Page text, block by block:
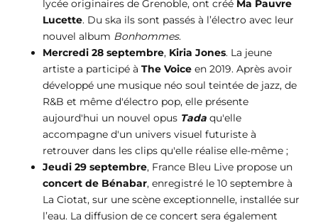
lycée originaires de Grenoble, ont créé Ma Pauvre
Lucette. Du ska ils sont passés à l’électro avec leur
nouvel album Bonhommes.
Mercredi 28 septembre, Kiria Jones. La jeune
artiste a participé à The Voice en 2019. Après avoir
développé une musique néo soul teintée de jazz, de
R&B et même d'électro pop, elle présente
aujourd'hui un nouvel opus Tada qu'elle
accompagne d'un univers visuel futuriste à
retrouver dans les clips qu'elle réalise elle-même ;
Jeudi 29 septembre, France Bleu Live propose un
concert de Bénabar, enregistré le 10 septembre à
La Ciotat, sur une scène exceptionnelle, installée sur
l’eau. La diffusion de ce concert sera également